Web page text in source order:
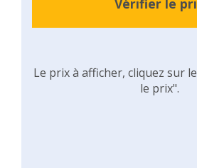
Vérifier le
Le prix à afficher, cliquez sur
le prix".